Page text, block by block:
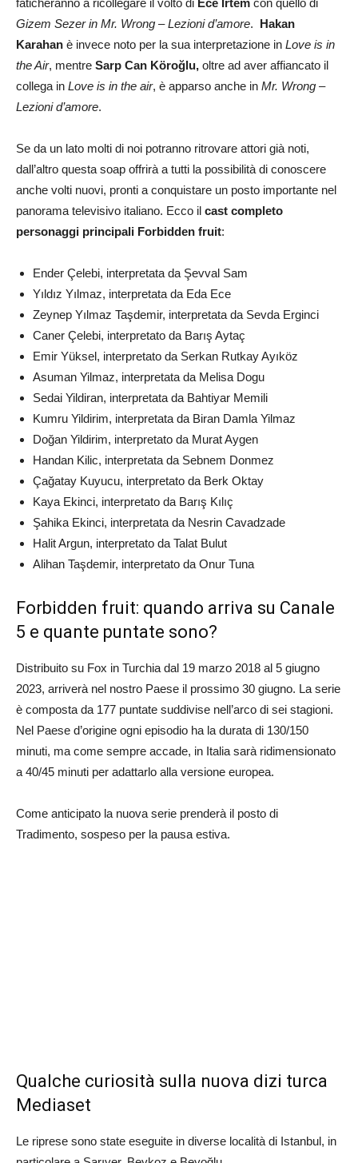
Gizem Sezer in Mr. Wrong – Lezioni d’amore. Hakan
Karahan è invece noto per la sua interpretazione in Love is in
the Air, mentre Sarp Can Köroğlu, oltre ad aver affiancato il
collega in Love is in the air, è apparso anche in Mr. Wrong –
Lezioni d’amore.
Se da un lato molti di noi potranno ritrovare attori già noti,
dall’altro questa soap offrirà a tutti la possibilità di conoscere
anche volti nuovi, pronti a conquistare un posto importante nel
panorama televisivo italiano. Ecco il cast completo
personaggi principali Forbidden fruit:
Ender Çelebi, interpretata da Şevval Sam
Yıldız Yılmaz, interpretata da Eda Ece
Zeynep Yılmaz Taşdemir, interpretata da Sevda Erginci
Caner Çelebi, interpretato da Barış Aytaç
Emir Yüksel, interpretato da Serkan Rutkay Ayıköz
Asuman Yilmaz, interpretata da Melisa Dogu
Sedai Yildiran, interpretata da Bahtiyar Memili
Kumru Yildirim, interpretata da Biran Damla Yilmaz
Doğan Yildirim, interpretato da Murat Aygen
Handan Kilic, interpretata da Sebnem Donmez
Çağatay Kuyucu, interpretato da Berk Oktay
Kaya Ekinci, interpretato da Barış Kılıç
Şahika Ekinci, interpretata da Nesrin Cavadzade
Halit Argun, interpretato da Talat Bulut
Alihan Taşdemir, interpretato da Onur Tuna
Forbidden fruit: quando arriva su Canale
5 e quante puntate sono?
Distribuito su Fox in Turchia dal 19 marzo 2018 al 5 giugno
2023, arriverà nel nostro Paese il prossimo 30 giugno. La serie
è composta da 177 puntate suddivise nell’arco di sei stagioni.
Nel Paese d’origine ogni episodio ha la durata di 130/150
minuti, ma come sempre accade, in Italia sarà ridimensionato
a 40/45 minuti per adattarlo alla versione europea.
Come anticipato la nuova serie prenderà il posto di
Tradimento, sospeso per la pausa estiva.
Qualche curiosità sulla nuova dizi turca
Mediaset
Le riprese sono state eseguite in diverse località di Istanbul, in